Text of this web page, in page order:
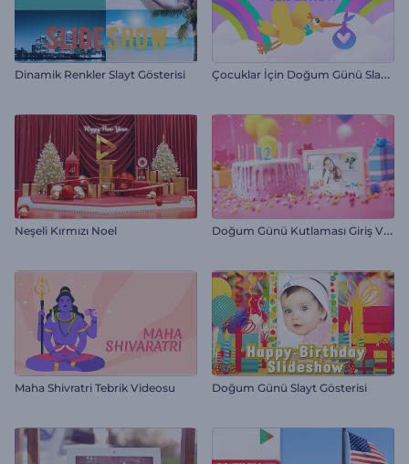
Dinamik Renkler Slayt Gösterisi Ç
ocuklar İçin Doğum Günü Slayt Gösterisi
Neşeli Kırmızı Noel D
oğum Günü Kutlaması Giriş Videosu
Maha Shivratri Tebrik Videosu Doğum Günü Slayt Gösterisi